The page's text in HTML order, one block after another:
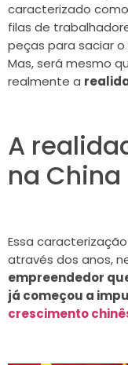
caracterizado
filas de
peças para saciar
Mas, será mesmo
realmente a
A
na China
Essa
através dos anos,
empreendedor
já começou a
crescimento